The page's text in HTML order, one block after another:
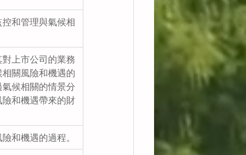
和管理與氣候相
上市公司的業務
關風險和機遇的
候相關的情景分
和機遇帶來的財
和機遇的過程。